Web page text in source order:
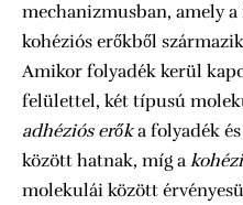
mechanizmusban, amely
kohéziós erőkből
Amikor folyadék kerül
felülettel, két típusú
adhéziós erőka folyadék
között hatnak, míg a
molekulái között